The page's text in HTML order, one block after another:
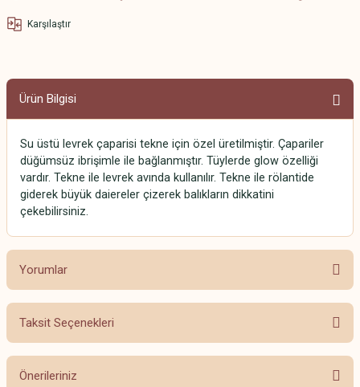
Karşılaştır
Ürün Bilgisi
Su üstü levrek çaparisi tekne için özel üretilmiştir. Çapariler
düğümsüz ibrişimle ile bağlanmıştır. Tüylerde glow özelliği
vardır. Tekne ile levrek avında kullanılır. Tekne ile rölantide
giderek büyük daiereler çizerek balıkların dikkatini
çekebilirsiniz.
Yorumlar
Bu ürüne ilk yorumu siz yapın!
Taksit Seçenekleri
Önerileriniz